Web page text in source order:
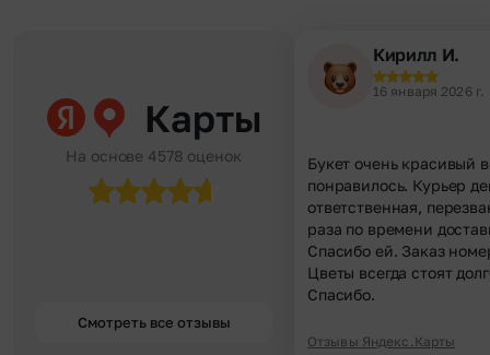
Карты
На основе 4578 оценок
Смотреть все отзывы
Кирилл И.
16 января 2026 г.
Букет очень красивый
понравилось. Курьер
ответственная,
раза по времени
Спасибо ей. Заказ
Цветы всегда стоят
Спасибо.
Отзывы Яндекс.Карты